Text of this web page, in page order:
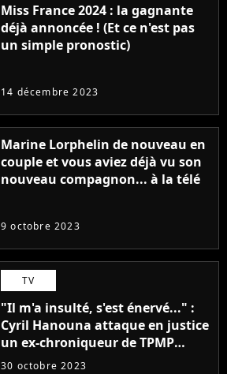
Miss France 2024 : la gagnante
déjà annoncée ! (Et ce n'est pas
un simple pronostic)
14 décembre 2023
Marine Lorphelin de nouveau en
couple et vous aviez déjà vu son
nouveau compagnon... à la télé
9 octobre 2023
TV
"Il m'a insulté, s'est énervé..." :
Cyril Hanouna attaque en justice
un ex-chroniqueur de TPMP
après de graves accusations
30 octobre 2023